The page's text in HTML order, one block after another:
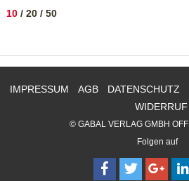
10 / 20 / 50
IMPRESSUM AGB DATENSCHUTZ
WIDERRUF
© GABAL VERLAG GMBH
Folgen auf